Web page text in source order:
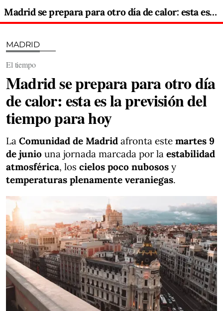
Madrid se prepara para otro día de calor: esta es la previsión del tiempo para hoy
MADRID
El tiempo
Madrid se prepara para otro día
de calor: esta es la previsión del
tiempo para hoy
La Comunidad de Madrid afronta este martes 9
de junio una jornada marcada por la estabilidad
atmosférica, los cielos poco nubosos y
temperaturas plenamente veraniegas.